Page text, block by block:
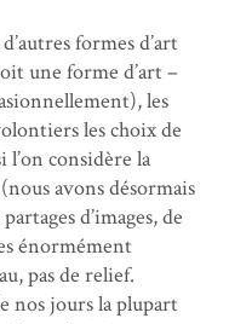
formes d’art
une forme d’art –
les
les choix de
l’on considère la
avons désormais
d’images, de
énormément
pas de relief.
nos jours la plupart